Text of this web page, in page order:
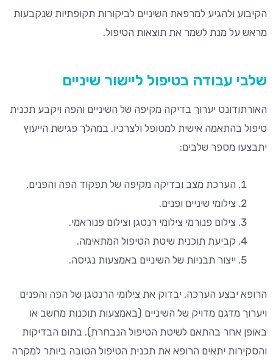
הקיבוע ולהגיע למרפאת השיניים לביקורות תקופתיות שנקבעות
מראש על מנת לשמר את תוצאות הטיפול.
שלבי עבודה בטיפול ליישור שיניים
האורתודונט יערוך בדיקה מקיפה של השיניים והפה ויקבע תכנית
טיפול בהתאמה אישית למטופל ולצרכיו. במהלך פגישת הייעוץ
יתבצעו מספר שלבים:
הערכת מצב ובדיקה מקיפה של תפקוד הפה והפנים.
צילומי שיניים ופנים.
צילום פנורמי צילומי רנטגן וצילום פנוראמי.
קביעת תוכנית שיטת הטיפול המתאימה.
ייצור תבניות של השיניים באמצעות נגיסה.
הרופא יבצע הערכה, יבדוק את צילומי הרנטגן של הפה והפנים
ויערוך מדגם מדויק של השיניים (באמצעות תוכנות מחשב או
באופן אחר בהתאם לשיטת הטיפול הנבחרת). בתום הבדיקות
והסקירות יתאים הרופא את תכנית הטיפול הטובה ביותר למקרה